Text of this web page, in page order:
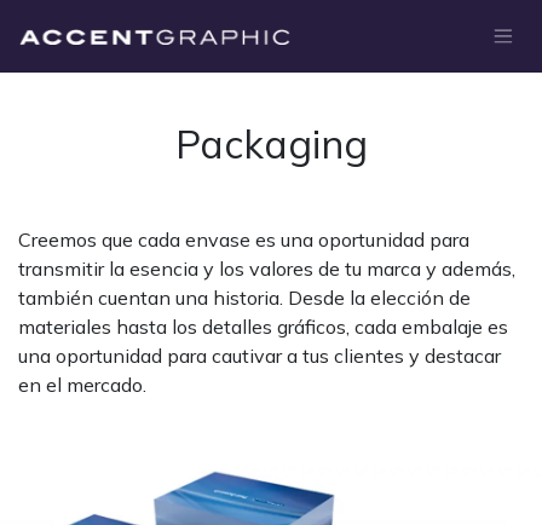
Packaging
Creemos que cada envase es una oportunidad para
transmitir la esencia y los valores de tu marca y además,
también cuentan una historia. Desde la elección de
materiales hasta los detalles gráficos, cada embalaje es
una oportunidad para cautivar a tus clientes y destacar
en el mercado.